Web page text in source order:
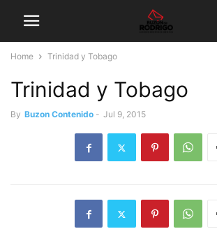
Home Trinidad y Tobago
Trinidad y Tobago
By Buzon Contenido - Jul 9, 2015